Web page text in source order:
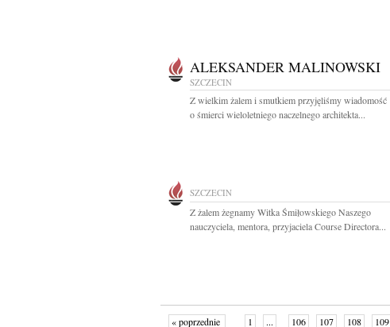
ALEKSANDER MALINOWSKI
SZCZECIN
Z wielkim żalem i smutkiem przyjęliśmy wiadomość
o śmierci wieloletniego naczelnego architekta...
SZCZECIN
Z żalem żegnamy Witka Śmiłowskiego Naszego
nauczyciela, mentora, przyjaciela Course Directora...
« poprzednie 1 ... 106 107 108 109